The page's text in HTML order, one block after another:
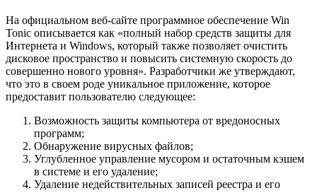
На официальном веб-сайте программное обеспечение Win
Tonic описывается как «полный набор средств защиты для
Интернета и Windows, который также позволяет очистить
дисковое пространство и повысить системную скорость до
совершенно нового уровня». Разработчики же утверждают,
что это в своем роде уникальное приложение, которое
предоставит пользователю следующее:
Возможность защиты компьютера от вредоносных
программ;
Обнаружение вирусных файлов;
Углубленное управление мусором и остаточным кэшем
в системе и его удаление;
Удаление недействительных записей реестра и его